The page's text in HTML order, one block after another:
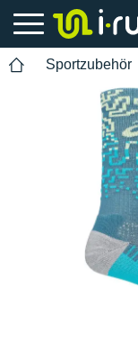
Sportzubehör